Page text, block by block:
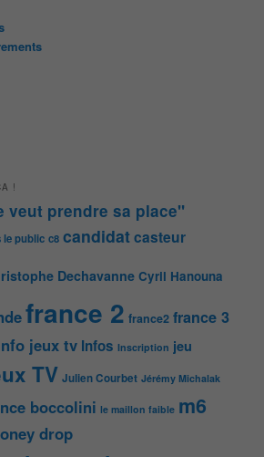
!
veut prendre sa place"
le public c8 candidatcasteur
Dechavanne Cyril Hanouna
france 2 france2 france 3
jeux tv Infos Inscription jeu
TV Julien Courbet Jérémy Michalak
boccolini le maillon faible m6
drop